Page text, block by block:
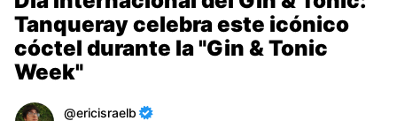
Tanqueray celebra este icónico
cóctel durante la "Gin & Tonic
Week"
ericisraelb